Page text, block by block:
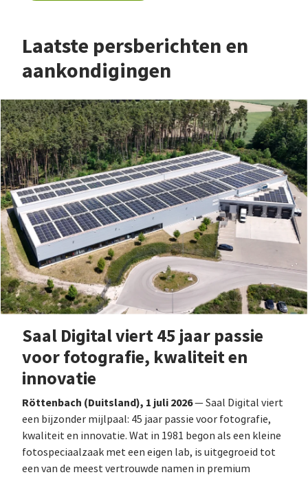
Laatste persberichten en
aankondigingen
Saal Digital viert 45 jaar passie
voor fotografie, kwaliteit en
innovatie
Röttenbach (Duitsland), 1 juli 2026— Saal Digital viert
een bijzonder mijlpaal: 45 jaar passie voor fotografie,
kwaliteit en innovatie. Wat in 1981 begon als een kleine
fotospeciaalzaak met een eigen lab, is uitgegroeid tot
een van de meest vertrouwde namen in premium